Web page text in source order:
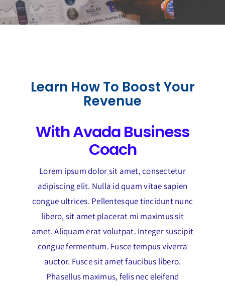
Learn How To Boost Your
Revenue
With Avada Business
Coach
Lorem ipsum dolor sit amet, consectetur
adipiscing elit. Nulla id quam vitae sapien
congue ultrices. Pellentesque tincidunt nunc
libero, sit amet placerat mi maximus sit
amet. Aliquam erat volutpat. Integer suscipit
congue fermentum. Fusce tempus viverra
auctor. Fusce sit amet faucibus libero.
Phasellus maximus, felis nec eleifend